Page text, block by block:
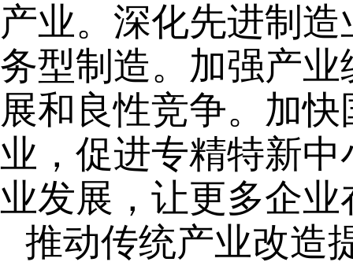
产业。深化先进制
务型制造。加强产
展和良性竞争。加
业，促进专精特新
业发展，让更多企
推动传统产业改造